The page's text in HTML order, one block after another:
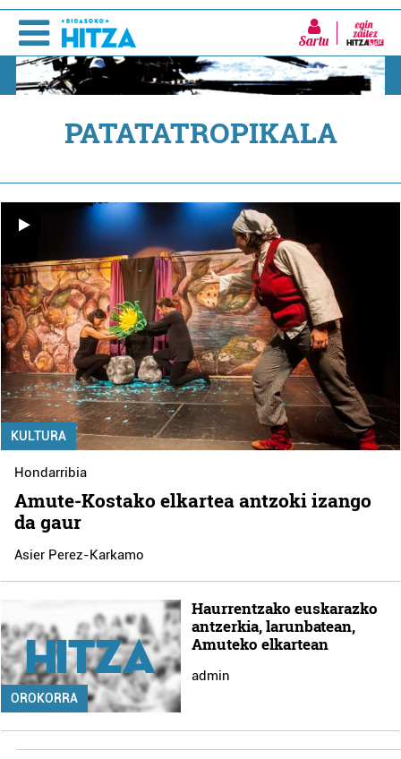
Sartu
PATATATROPIKALA
KULTURA
Hondarribia
Amute-Kostako elkartea antzoki izango
da gaur
Asier Perez-Karkamo
OROKORRA
Haurrentzako euskarazko
antzerkia, larunbatean,
Amuteko elkartean
admin